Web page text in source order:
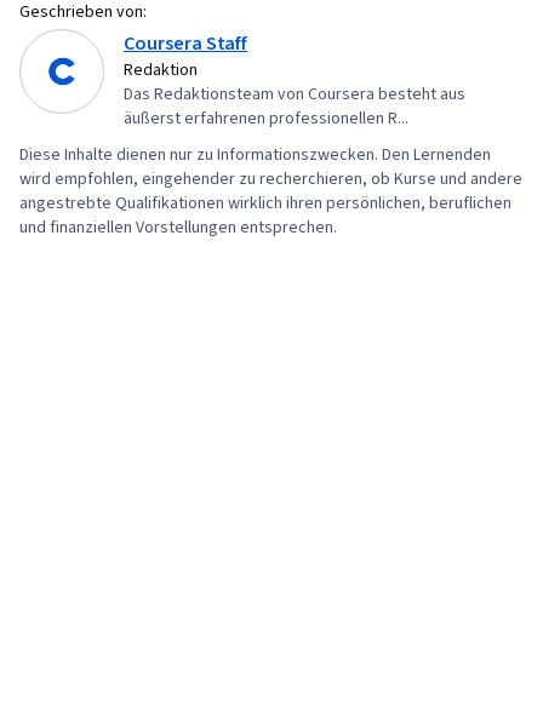
Projektmanagements, Stakeholder-Analyse,
Bewertung des Programms, Projekt-
Koordination, Finanzielle Analyse,
Kommunikation mit Interessenvertretern,
Kosten-Nutzen-Analyse
Geschrieben von:
Coursera Staff
Redaktion
Das Redaktionsteam von Coursera besteht aus
äußerst erfahrenen professionellen R...
Diese Inhalte dienen nur zu Informationszwecken. Den Lernenden
wird empfohlen, eingehender zu recherchieren, ob Kurse und andere
angestrebte Qualifikationen wirklich ihren persönlichen, beruflichen
und finanziellen Vorstellungen entsprechen.